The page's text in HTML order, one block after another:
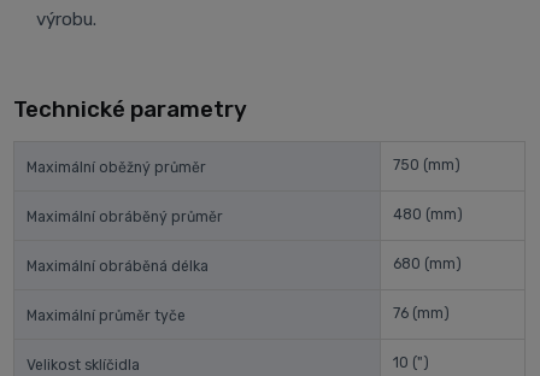
výrobu.
Technické parametry
Maximální oběžný průměr 750 (mm)
Maximální obráběný průměr 480 (mm)
Maximální obráběná délka 680 (mm)
Maximální průměr tyče 76 (mm)
Velikost sklíčidla 10 (")